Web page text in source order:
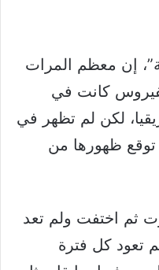
إن معظم المرات
كانت في
لكن لم تظهر في
ظهورها من
ثم اختفت ولم تعد
تعود كل فترة